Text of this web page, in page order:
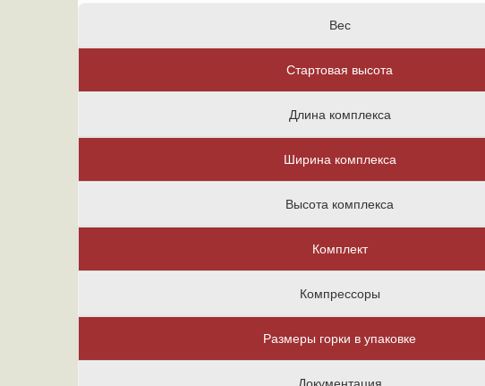
Вес
Стартовая высота
Длина комплекса
Ширина комплекса
Высота комплекса
Комплект
Компрессоры
Размеры горки в упаковке